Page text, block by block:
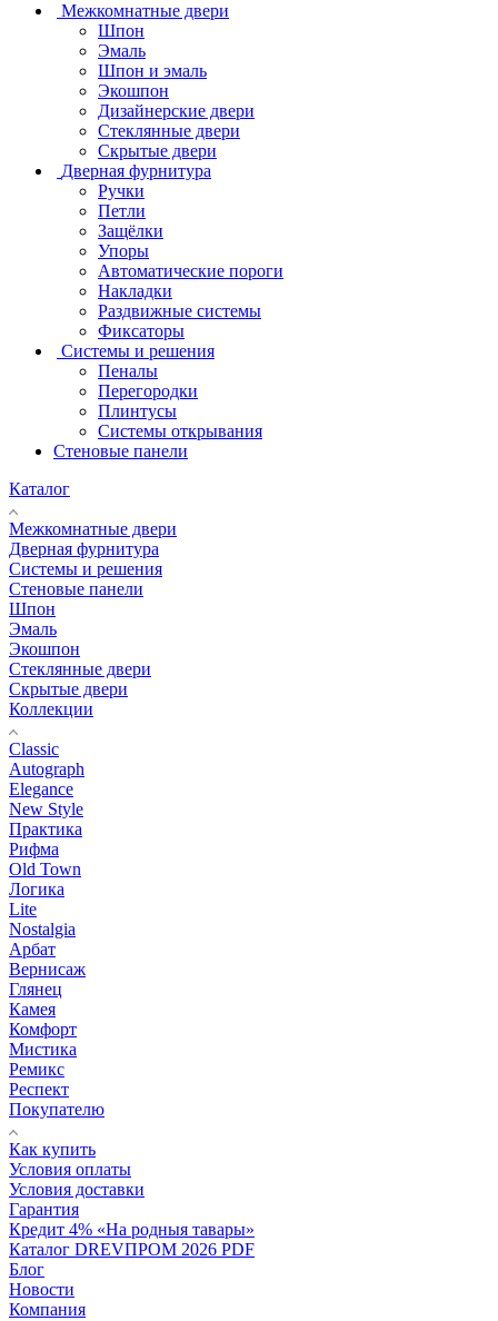
Межкомнатные двери
Шпон
Эмаль
Шпон и эмаль
Экошпон
Дизайнерские двери
Стеклянные двери
Скрытые двери
Дверная фурнитура
Ручки
Петли
Защёлки
Упоры
Автоматические пороги
Накладки
Раздвижные системы
Фиксаторы
Системы и решения
Пеналы
Перегородки
Плинтусы
Системы открывания
Стеновые панели
Каталог
Межкомнатные двери
Дверная фурнитура
Системы и решения
Стеновые панели
Шпон
Эмаль
Экошпон
Стеклянные двери
Скрытые двери
Коллекции
Classic
Autograph
Elegance
New Style
Практика
Рифма
Old Town
Логика
Lite
Nostalgia
Арбат
Вернисаж
Глянец
Камея
Комфорт
Мистика
Ремикс
Респект
Покупателю
Как купить
Условия оплаты
Условия доставки
Гарантия
Кредит 4% «На родныя тавары»
Каталог DREVПРОМ 2026 PDF
Блог
Новости
Компания